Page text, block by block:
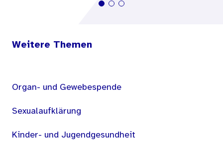
Weitere Themen
Organ- und Gewebespende
Sexualaufklärung
Kinder- und Jugendgesundheit